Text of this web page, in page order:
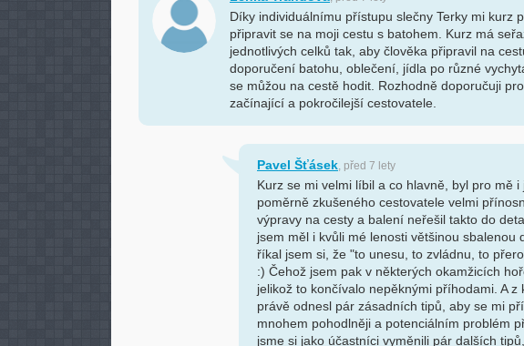
Díky individuálnímu přístupu slečny Terky mi kurz
připravit se na moji cestu s batohem. Kurz má
jednotlivých celků tak, aby člověka připravil na
doporučení batohu, oblečení, jídla po různé
se můžou na cestě hodit. Rozhodně doporučuji pro
začínající a pokročilejší cestovatele.
Pavel Šťásek, před 7 lety
Kurz se mi velmi líbil a co hlavně, byl pro mě i
poměrně zkušeného cestovatele velmi
výpravy na cesty a balení neřešil takto do
jsem měl i kvůli mé lenosti většinou sbalenou
říkal jsem si, že "to unesu, to zvládnu, to
:) Čehož jsem pak v některých okamžicích
jelikož to končívalo nepěknými příhodami. A z
právě odnesl pár zásadních tipů, aby se mi
mnohem pohodlněji a potenciálním problém
jsme si jako účastníci vyměnili pár dalších